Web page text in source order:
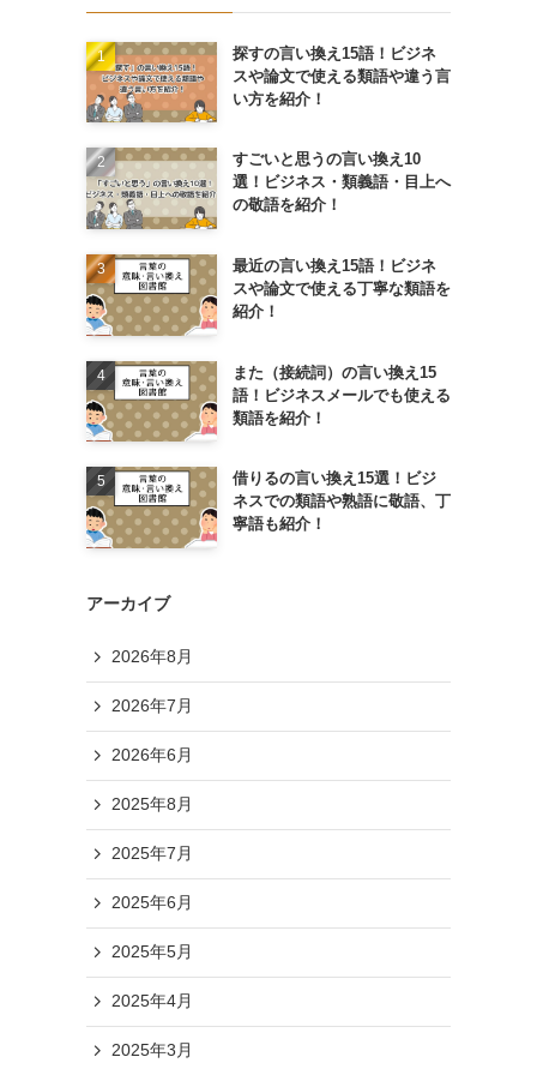
探すの言い換え15語！ビジネ
スや論文で使える類語や違う言
い方を紹介！
すごいと思うの言い換え10
選！ビジネス・類義語・目上へ
の敬語を紹介！
最近の言い換え15語！ビジネ
スや論文で使える丁寧な類語を
紹介！
また（接続詞）の言い換え15
語！ビジネスメールでも使える
類語を紹介！
借りるの言い換え15選！ビジ
ネスでの類語や熟語に敬語、丁
寧語も紹介！
アーカイブ
2026年8月
2026年7月
2026年6月
2025年8月
2025年7月
2025年6月
2025年5月
2025年4月
2025年3月